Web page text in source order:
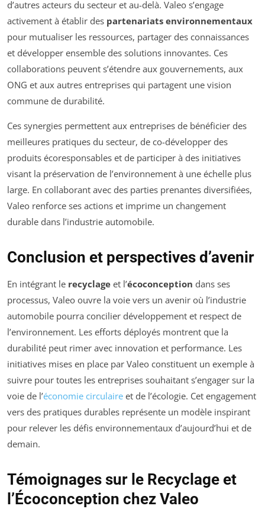
d’autres acteurs du secteur et au-delà. Valeo s’engage
activement à établir des partenariats environnementaux
pour mutualiser les ressources, partager des connaissances
et développer ensemble des solutions innovantes. Ces
collaborations peuvent s’étendre aux gouvernements, aux
ONG et aux autres entreprises qui partagent une vision
commune de durabilité.
Ces synergies permettent aux entreprises de bénéficier des
meilleures pratiques du secteur, de co-développer des
produits écoresponsables et de participer à des initiatives
visant la préservation de l’environnement à une échelle plus
large. En collaborant avec des parties prenantes diversifiées,
Valeo renforce ses actions et imprime un changement
durable dans l’industrie automobile.
Conclusion et perspectives d’avenir
En intégrant le recyclage et l’écoconception dans ses
processus, Valeo ouvre la voie vers un avenir où l’industrie
automobile pourra concilier développement et respect de
l’environnement. Les efforts déployés montrent que la
durabilité peut rimer avec innovation et performance. Les
initiatives mises en place par Valeo constituent un exemple à
suivre pour toutes les entreprises souhaitant s’engager sur la
voie de l’économie circulaire et de l’écologie. Cet engagement
vers des pratiques durables représente un modèle inspirant
pour relever les défis environnementaux d’aujourd’hui et de
demain.
Témoignages sur le Recyclage et
l’Écoconception chez Valeo